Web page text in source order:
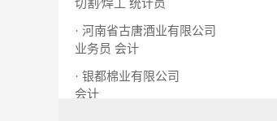
切割∕焊工 统计员
· 河南省古唐酒业有限公司
业务员 会计
· 银都棉业有限公司
会计